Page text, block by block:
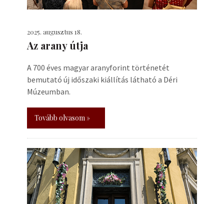
2025. augusztus 18.
Az arany útja
A 700 éves magyar aranyforint történetét
bemutató új időszaki kiállítás látható a Déri
Múzeumban.
Tovább olvasom »